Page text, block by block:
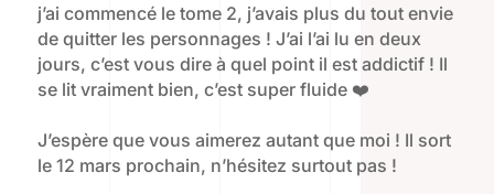
j’ai commencé le tome 2, j’avais plus du tout envie
de quitter les personnages ! J’ai l’ai lu en deux
jours, c’est vous dire à quel point il est addictif ! Il
se lit vraiment bien, c’est super fluide ❤️
J’espère que vous aimerez autant que moi ! Il sort
le 12 mars prochain, n’hésitez surtout pas !